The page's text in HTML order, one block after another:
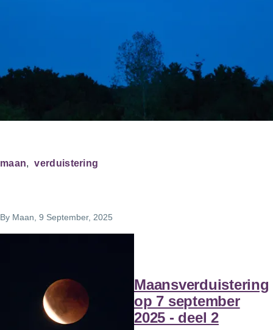
maan verduistering
By Maan , 9 September, 2025
Maansverduistering
op 7 september
2025 - deel 2